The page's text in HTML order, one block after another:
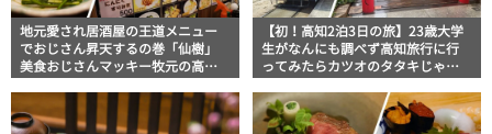
地元愛され居酒屋の王道メニュー
でおじさん昇天するの巻「仙樹」
美食おじさんマッキー牧元の高知
【初！高知2泊3日の旅】23歳大学
生がなんにも調べず高知旅行に行
ってみたらカツオのタタキじゃな
目】